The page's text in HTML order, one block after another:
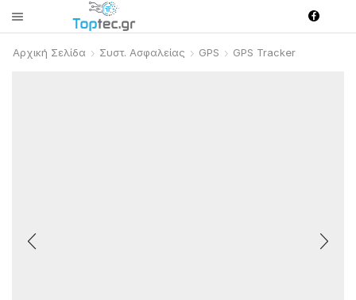
Αρχική Σελίδα Συστ. Ασφαλείας GPS GPS Tracker